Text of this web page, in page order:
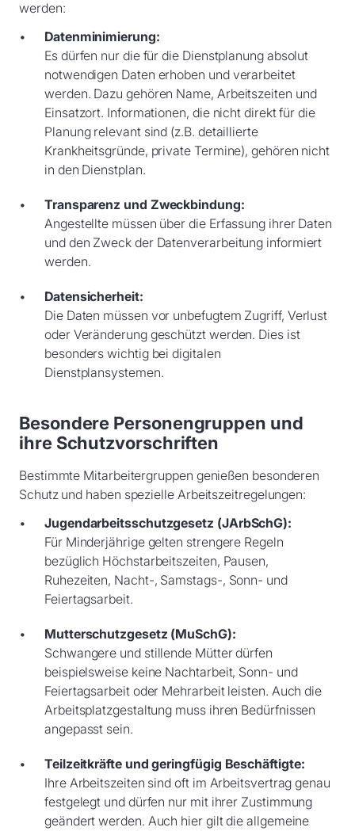
werden:
Datenminimierung:
Es dürfen nur die für die Dienstplanung absolut
notwendigen Daten erhoben und verarbeitet
werden. Dazu gehören Name, Arbeitszeiten und
Einsatzort. Informationen, die nicht direkt für die
Planung relevant sind (z.B. detaillierte
Krankheitsgründe, private Termine), gehören nicht
in den Dienstplan.
Transparenz und Zweckbindung:
Angestellte müssen über die Erfassung ihrer Daten
und den Zweck der Datenverarbeitung informiert
werden.
Datensicherheit:
Die Daten müssen vor unbefugtem Zugriff, Verlust
oder Veränderung geschützt werden. Dies ist
besonders wichtig bei digitalen
Dienstplansystemen.
Besondere Personengruppen und
ihre Schutzvorschriften
Bestimmte Mitarbeitergruppen genießen besonderen
Schutz und haben spezielle Arbeitszeitregelungen:
Jugendarbeitsschutzgesetz (JArbSchG):
Für Minderjährige gelten strengere Regeln
bezüglich Höchstarbeitszeiten, Pausen,
Ruhezeiten, Nacht-, Samstags-, Sonn- und
Feiertagsarbeit.
Mutterschutzgesetz (MuSchG):
Schwangere und stillende Mütter dürfen
beispielsweise keine Nachtarbeit, Sonn- und
Feiertagsarbeit oder Mehrarbeit leisten. Auch die
Arbeitsplatzgestaltung muss ihren Bedürfnissen
angepasst sein.
Teilzeitkräfte und geringfügig Beschäftigte:
Ihre Arbeitszeiten sind oft im Arbeitsvertrag genau
festgelegt und dürfen nur mit ihrer Zustimmung
geändert werden. Auch hier gilt die allgemeine